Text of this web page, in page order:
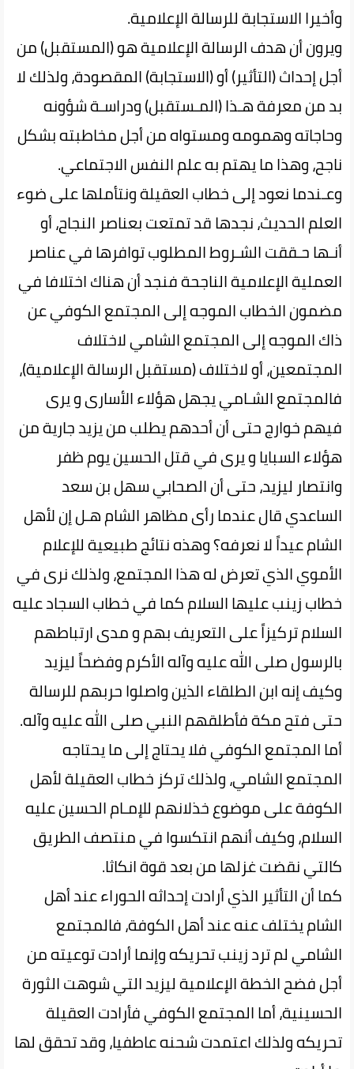
وأخيرا الاستجابة للرسالة الإعلامية.
ويرون أن هدف الرسالة الإعلامية هو (المستقبل) من
أجل إحداث (التأثير) أو (الاستجابة) المقصودة، ولذلك لا
بد من‌ معرفة هـذا (المـستقبل) ودراسـة شؤونه
وحاجاته وهمومه ومستواه من أجل مخاطبته بشكل
ناجح، وهذا ما يهتم به علم النفس الاجتماعي.
وعـندما ‌‌نعود إلى خطاب العقيلة ونتأملها على ضوء
العلم الحديث، نجدها‌ قد‌ تمتعت بعناصر النجاح، أو
أنـها حـققت الشـروط المطلوب توافرها في عناصر
العملية الإعلامية الناجحة فنجد أن هناك اختلافا في
مضمون الخطاب الموجه إلى المجتمع الكوفي عن
ذاك الموجه إلى المجتمع‌ الشامي‌ لاختلاف
المجتمعين، أو لاختلاف (مستقبل الرسالة الإعلامية)،
فالمجتمع الشـامي يجهل هؤلاء الأسارى و يرى
فيهم خوارج حتى أن أحدهم يطلب من يزيد جارية من
هؤلاء السبايا و يرى في قتل الحسين‌ يوم‌ ظفر
وانتصار ليزيد، حتى أن الصحابي سهل بن سعد
الساعدي قال عندما رأى مظاهر الشام هـل إن لأهل
الشام عيداً لا نعرفه؟ وهذه نتائج طبيعية للإعلام
الأموي‌ الذي‌ تعرض‌ له هذا المجتمع، ولذلك نرى في‌
خطاب‌ زينب عليها السلام كما في خطاب السجاد عليه
السلام تركيزاً على التعريف بهم و مدى ارتباطهم
بالرسول صلى الله عليه وآله الأكرم وفضحاً ليزيد
وكيف إنه ابن الطلقاء الذين واصلوا‌ حربهم‌ للرسالة‌
حتى فتح مكة فأطلقهم النبي صلى الله عليه وآله.
أما المجتمع الكوفي‌ فلا‌ يحتاج إلى ما يحتاجه
المجتمع الشامي، ولذلك تركز خطاب العقيلة لأهل
الكوفة على موضوع خذلانهم للإمـام الحسين عليه
السلام، وكيف أنهم انتكسوا في منتصف الطريق
كالتي نقضت غزلها من بعد قوة انكاثا.
كما أن التأثير الذي أرادت إحداثه الحوراء عند أهل
الشام يختلف عنه عند أهل الكوفة، فالمجتمع
الشامي لم ترد زينب تحريكه وإنما أرادت توعيته من
أجل فضح الخطة الإعلامية ليزيد التي شوهت الثورة
الحسينية، أما المجتمع الكوفي فأرادت العقيلة
تحريكه ولذلك اعتمدت شحنه عاطفيا، وقد تحقق لها